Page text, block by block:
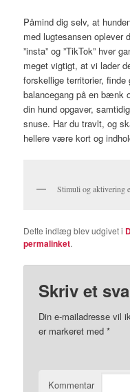
Påmind dig selv, at
med lugtesansen oplever
”insta” og ”TikTok” hver
meget vigtigt, at vi lader
forskellige territorier,
balancegang på en bænk
din hund opgaver,
snuse. Har du travlt, og
hellere være kort og
Stimuli og aktivering
Dette indlæg blev udgivet i
permalinket.
Skriv et
Din e-mailadresse vil
er markeret med*
Kommentar